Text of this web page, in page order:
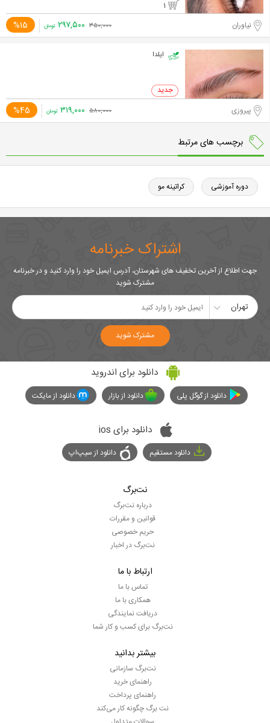
1
نیاوران %15 ۳۵۰,۰۰۰ ۲۹۷,۵۰۰ تومان
ایلدا
پیروزی %45 ۵۸۰,۰۰۰ ۳۱۹,۰۰۰ تومان
برچسب های مرتبط
دوره آموزشی کراتینه مو
اشتراک خبرنامه
جهت اطلاع از آخرین تخفیف های شهرستان، آدرس ایمیل خود را وارد کنید و در خبرنامه
مشترک شوید
تهران
مشترک شوید
دانلود برای اندروید
دانلود از گوگل پلی دانلود از بازار دانلود از مایکت
دانلود برای ios
دانلود مستقیم دانلود از سیپ‌اپ
نت‌برگ
درباره نت‌برگ
قوانین و مقررات
حریم خصوصی
نت‌برگ در اخبار
ارتباط با ما
تماس با ما
همکاری با ما
دریافت نمایندگی
نت‌برگ برای کسب و کار شما
بیشتر بدانید
نت‌برگ سازمانی
راهنمای خرید
راهنمای پرداخت
نت برگ چگونه کار می‌کند